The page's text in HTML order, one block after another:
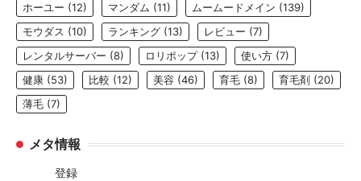
ホーユー (12) マンダム (11) ムームードメイン (139)
モウダス (10) ランキング (13) レビュー (7)
レンタルサーバー (8) ロリポップ(13) 使い方 (7)
健康 (53) 比較 (12) 美容 (46) 育毛 (8) 育毛剤 (20)
薄毛 (7)
メタ情報
登録